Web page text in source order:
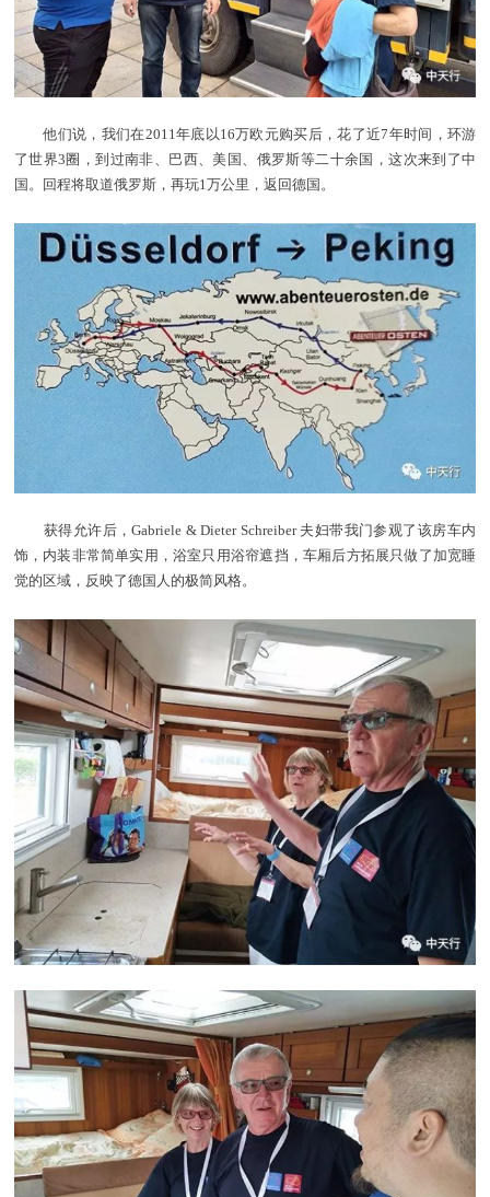
他们说，我们在2011年底以16万欧元购买后，花了近7年时间，环游
了世界3圈，到过南非、巴西、美国、俄罗斯等二十余国，这次来到了中
国。回程将取道俄罗斯，再玩1万公里，返回德国。
获得允许后，Gabriele & Dieter Schreiber 夫妇带我门参观了该房车内
饰，内装非常简单实用，浴室只用浴帘遮挡，车厢后方拓展只做了加宽睡
觉的区域，反映了德国人的极简风格。